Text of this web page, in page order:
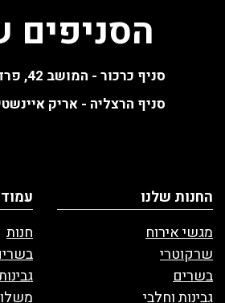
הסניפים
סניף כרכור - המושב 42, פרדס חנה כרכור
סניף הרצליה - אריק איינשטיין 3,
החנות שלנו
מגשי אירוח
שרקוטרי
בשרים
גבינות וחלבי
חנות